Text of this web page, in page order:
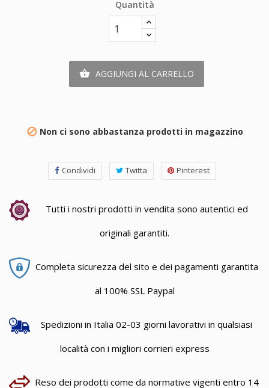
Quantità
 AGGIUNGI AL CARRELLO
 Non ci sono abbastanza prodotti in magazzino
Condividi Twitta Pinterest
Tutti i nostri prodotti in vendita sono autentici ed
originali garantiti.
Completa sicurezza del sito e dei pagamenti garantita
al 100% SSL Paypal
Spedizioni in Italia 02-03 giorni lavorativi in qualsiasi
località con i migliori corrieri express
Reso dei prodotti come da normative vigenti entro 14